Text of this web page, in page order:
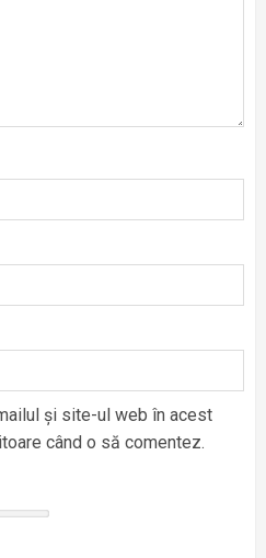
și site-ul web în acest
când o să comentez.